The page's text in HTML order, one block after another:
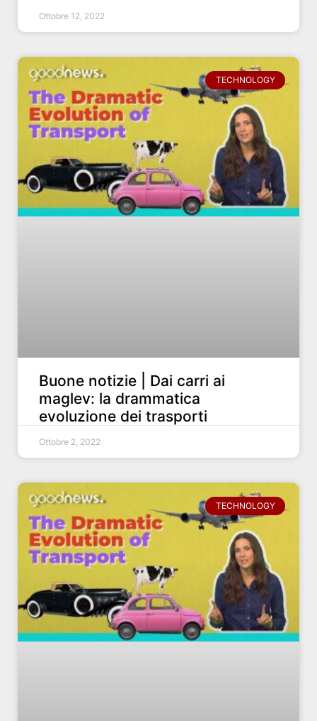
Ottobre 12, 2022
TECHNOLOGY
Buone notizie | Dai carri ai
maglev: la drammatica
evoluzione dei trasporti
Ottobre 2, 2022
TECHNOLOGY